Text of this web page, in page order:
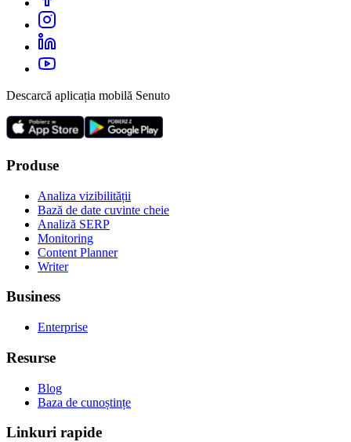
Descarcă aplicația mobilă Senuto
Produse
Analiza vizibilității
Bază de date cuvinte cheie
Analiză SERP
Monitoring
Content Planner
Writer
Business
Enterprise
Resurse
Blog
Baza de cunoștințe
Linkuri rapide